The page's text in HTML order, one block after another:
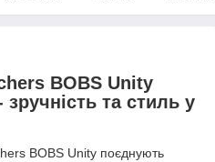
BOBS Unity
зручність та стиль у
BOBS Unity поєднують